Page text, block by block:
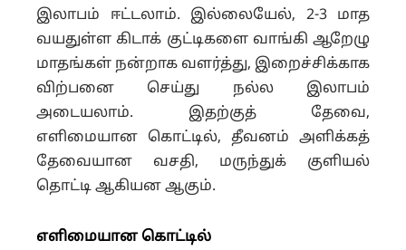
இலாபம் ஈட்டலாம். இல்லையேல், 2-3 மாத
வயதுள்ள கிடாக் குட்டிகளை வாங்கி ஆறேழு
மாதங்கள் நன்றாக வளர்த்து, இறைச்சிக்காக
விற்பனை செய்து நல்ல இலாபம்
அடையலாம். இதற்குத் தேவை,
எளிமையான கொட்டில், தீவனம் அளிக்கத்
தேவையான வசதி, மருந்துக் குளியல்
தொட்டி ஆகியன ஆகும்.
எளிமையான கொட்டில்